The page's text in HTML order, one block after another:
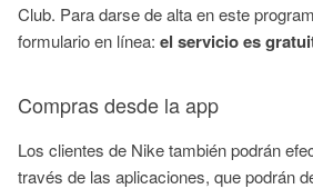
Club. Para darse de alta en este
formulario en línea: el servicio es
Compras desde la app
Los clientes de Nike también podrán
través de las aplicaciones, que podrán